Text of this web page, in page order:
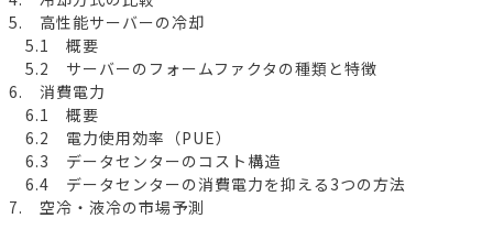
5. 高性能サーバーの冷却
5.1 概要
5.2 サーバーのフォームファクタの種類と特徴
6. 消費電力
6.1 概要
6.2 電力使用効率（PUE）
6.3 データセンターのコスト構造
6.4 データセンターの消費電力を抑える3つの方法
7. 空冷・液冷の市場予測